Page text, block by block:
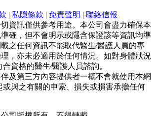
| 私隱條款 | 免責聲明 | 聯絡信報
資訊僅供參考用途。本公司會盡力確保本
確，但不會明示或隱含保證該等資訊均準
之任何資訊不能取代醫生∕醫護人員的專
，亦未必適用於任何情況。如對身體狀況
資格的醫生∕醫護人員諮詢。
及第三方內容提供者一概不會就使用本網
或與之有關的申索、損失或損害承擔任何